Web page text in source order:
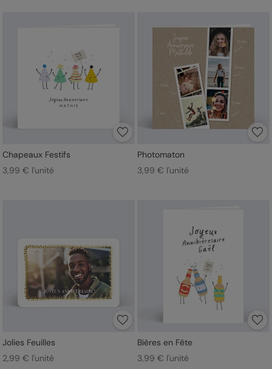
Chapeaux Festifs
3,99 € l'unité
Photomaton
3,99 € l'unité
Jolies Feuilles
2,99 € l'unité
Bières en Fête
3,99 € l'unité